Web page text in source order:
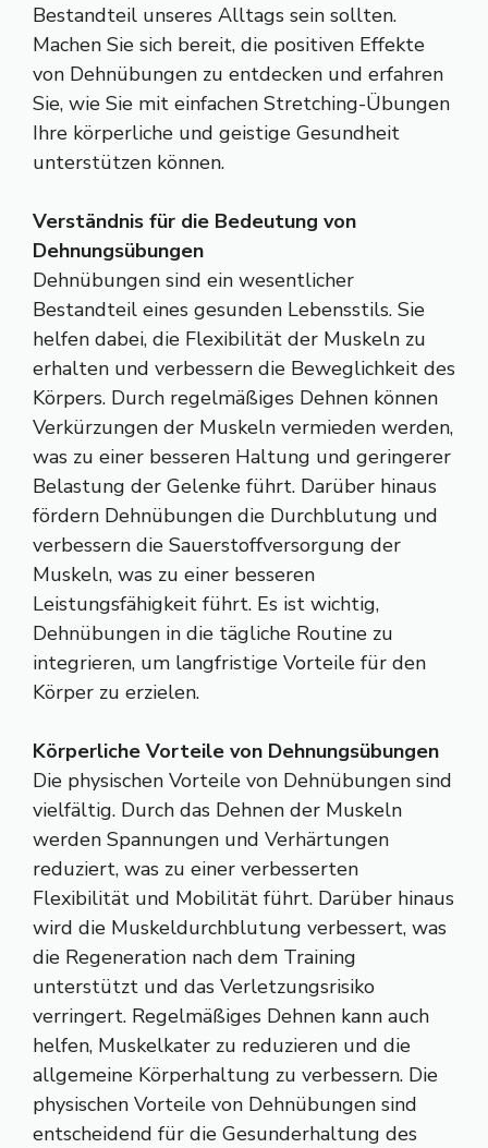
Bestandteil unseres Alltags sein sollten.
Machen Sie sich bereit, die positiven Effekte
von Dehnübungen zu entdecken und erfahren
Sie, wie Sie mit einfachen Stretching-Übungen
Ihre körperliche und geistige Gesundheit
unterstützen können.
Verständnis für die Bedeutung von
Dehnungsübungen
Dehnübungen sind ein wesentlicher
Bestandteil eines gesunden Lebensstils. Sie
helfen dabei, die Flexibilität der Muskeln zu
erhalten und verbessern die Beweglichkeit des
Körpers. Durch regelmäßiges Dehnen können
Verkürzungen der Muskeln vermieden werden,
was zu einer besseren Haltung und geringerer
Belastung der Gelenke führt. Darüber hinaus
fördern Dehnübungen die Durchblutung und
verbessern die Sauerstoffversorgung der
Muskeln, was zu einer besseren
Leistungsfähigkeit führt. Es ist wichtig,
Dehnübungen in die tägliche Routine zu
integrieren, um langfristige Vorteile für den
Körper zu erzielen.
Körperliche Vorteile von Dehnungsübungen
Die physischen Vorteile von Dehnübungen sind
vielfältig. Durch das Dehnen der Muskeln
werden Spannungen und Verhärtungen
reduziert, was zu einer verbesserten
Flexibilität und Mobilität führt. Darüber hinaus
wird die Muskeldurchblutung verbessert, was
die Regeneration nach dem Training
unterstützt und das Verletzungsrisiko
verringert. Regelmäßiges Dehnen kann auch
helfen, Muskelkater zu reduzieren und die
allgemeine Körperhaltung zu verbessern. Die
physischen Vorteile von Dehnübungen sind
entscheidend für die Gesunderhaltung des